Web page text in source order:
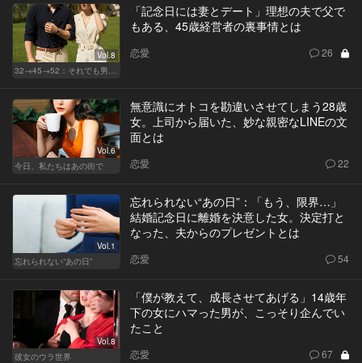
Vol.8
「記念日には妻とデート」理想の夫で父で
もある、45歳経営者の裏事情とは
恋愛 26
Vol.6
今日、私たちはあの街で
無意識にオトコを勘違いさせてしまう28歳
女。上司から届いた、妙な親密なLINEの文
面とは
恋愛 22
Vol.1
忘れられない“あの日”
忘れられない“あの日”：「もう、限界…」
結婚記念日に離婚を決意した女。決定打と
なった、夫からのプレゼントとは
恋愛 54
Vol.8
彼女のウラ世界
「僕が教えて、成長させてあげる」14歳年
下の女にハマった男が、こっそり企んでい
たこと
恋愛 67